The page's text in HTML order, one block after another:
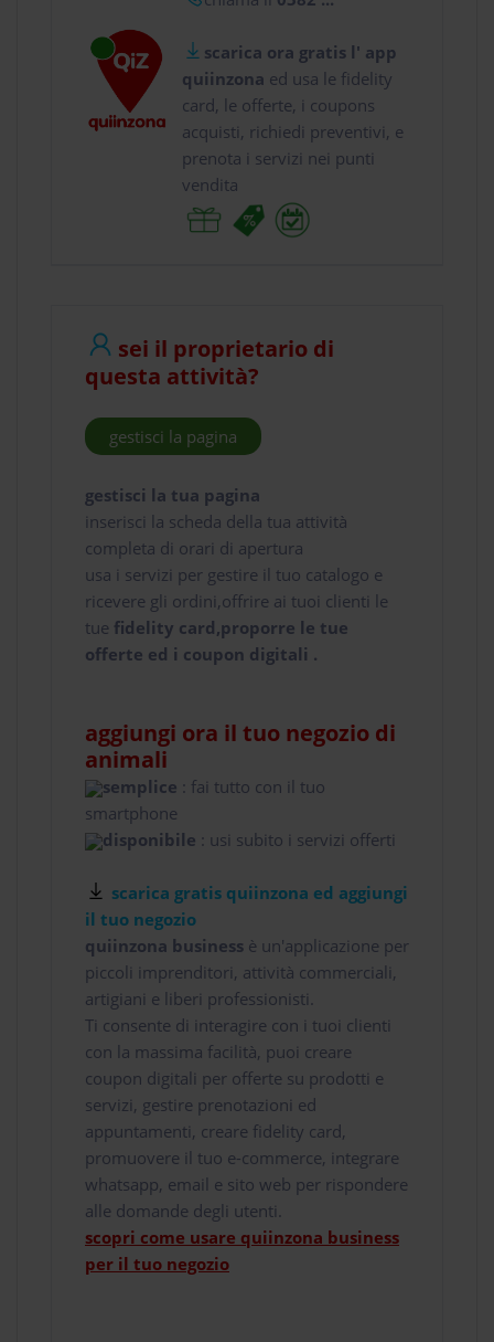
scarica ora gratis l' app
quiinzona ed usa le fidelity
card, le offerte, i coupons
acquisti, richiedi preventivi, e
prenota i servizi nei punti
vendita
sei il proprietario di
questa attività?
gestisci la pagina
gestisci la tua pagina
inserisci la scheda della tua attività
completa di orari di apertura
usa i servizi per gestire il tuo catalogo e
ricevere gli ordini,offrire ai tuoi clienti le
tue fidelity card,proporre le tue
offerte ed i coupon digitali .
aggiungi ora il tuo negozio di
animali
semplice : fai tutto con il tuo
smartphone
disponibile : usi subito i servizi offerti
scarica gratis quiinzona ed aggiungi
il tuo negozio
quiinzona business è un'applicazione per
piccoli imprenditori, attività commerciali,
artigiani e liberi professionisti.
Ti consente di interagire con i tuoi clienti
con la massima facilità, puoi creare
coupon digitali per offerte su prodotti e
servizi, gestire prenotazioni ed
appuntamenti, creare fidelity card,
promuovere il tuo e-commerce, integrare
whatsapp, email e sito web per rispondere
alle domande degli utenti.
scopri come usare quiinzona business
per il tuo negozio